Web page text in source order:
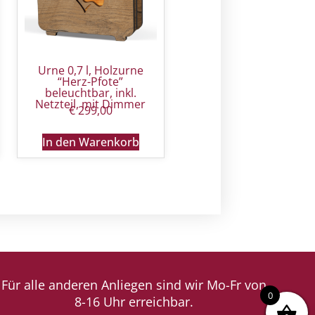
Urne 0,7 l, Holzurne
“Herz-Pfote”
beleuchtbar, inkl.
Netzteil, mit Dimmer
€299,00
In den Warenkorb
Für alle anderen Anliegen sind wir Mo-Fr von
8-16 Uhr erreichbar.
0